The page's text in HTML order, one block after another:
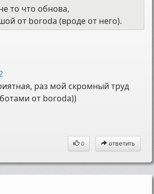
то что обнова,
от boroda (вроде от него).
раз мой скромный труд
от boroda))
0 ответить